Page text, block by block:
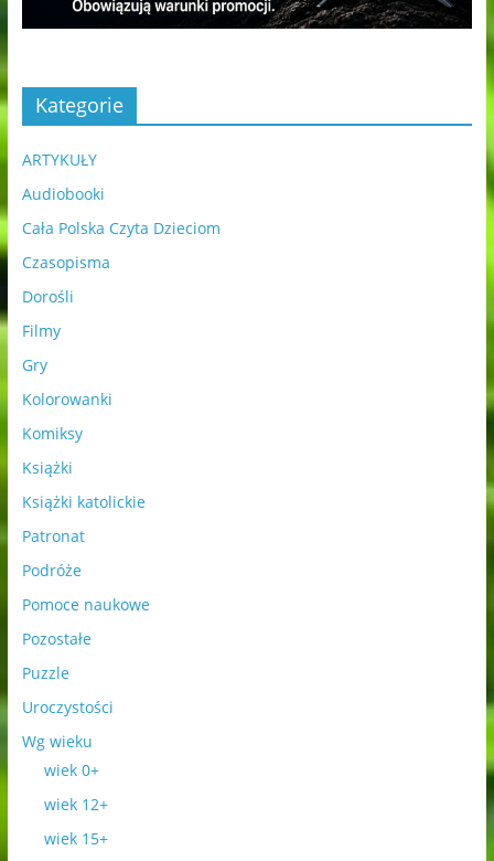
Kategorie
ARTYKUŁY
Audiobooki
Cała Polska Czyta Dzieciom
Czasopisma
Dorośli
Filmy
Gry
Kolorowanki
Komiksy
Książki
Książki katolickie
Patronat
Podróże
Pomoce naukowe
Pozostałe
Puzzle
Uroczystości
Wg wieku
wiek 0+
wiek 12+
wiek 15+